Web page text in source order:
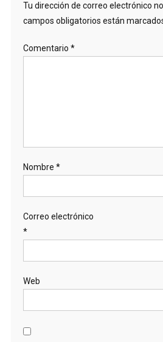
Tu dirección de correo electrónico
campos obligatorios están
Comentario *
Nombre *
Correo electrónico
*
Web